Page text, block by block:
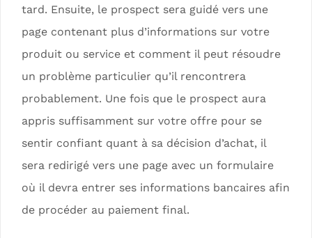
tard. Ensuite, le prospect sera guidé vers une
page contenant plus d’informations sur votre
produit ou service et comment il peut résoudre
un problème particulier qu’il rencontrera
probablement. Une fois que le prospect aura
appris suffisamment sur votre offre pour se
sentir confiant quant à sa décision d’achat, il
sera redirigé vers une page avec un formulaire
où il devra entrer ses informations bancaires afin
de procéder au paiement final.